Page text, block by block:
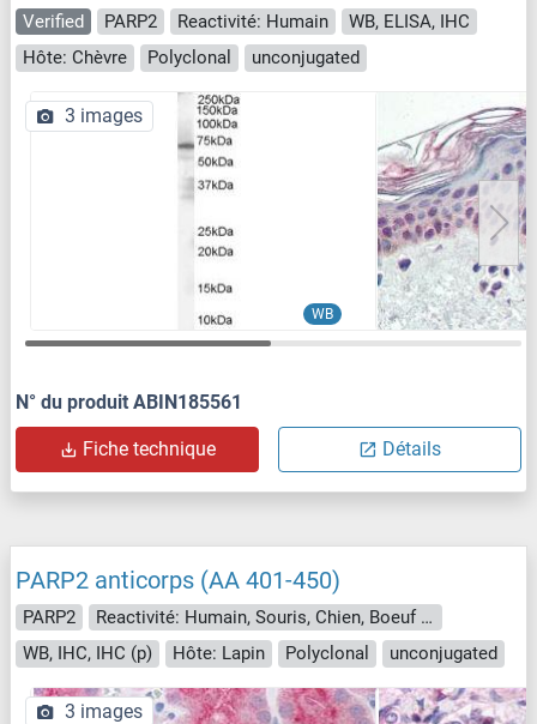
Verified PARP2 Reactivité: Humain
WB, ELISA, IHC
Hôte: Chèvre
Polyclonal unconjugated
WB
3 images
N° du produit ABIN185561
Fiche technique Détails
PARP2 anticorps (AA 401-450)
PARP2
Reactivité: Humain, Souris, Chien, Boeuf (Vache), Cheval, Lapin, Porc
WB, IHC, IHC (p)
Hôte: Lapin Polyclonal unconjugated
3 images